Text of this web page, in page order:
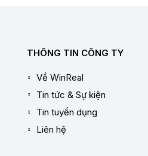
THÔNG TIN CÔNG TY
Về WinReal
Tin tức & Sự kiện
Tin tuyển dụng
Liên hệ